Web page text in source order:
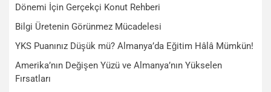
Dönemi İçin Gerçekçi Konut Rehberi
Bilgi Üretenin Görünmez Mücadelesi
YKS Puanınız Düşük mü? Almanya’da Eğitim Hâlâ Mümkün!
Amerika’nın Değişen Yüzü ve Almanya’nın Yükselen
Fırsatları